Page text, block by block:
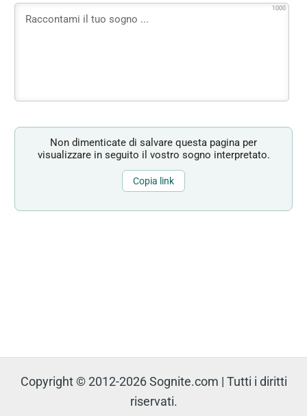
1000
Non dimenticate di salvare questa pagina per
visualizzare in seguito il vostro sogno interpretato.
Copia link
Copyright © 2012-2026 Sognite.com | Tutti i diritti
riservati.